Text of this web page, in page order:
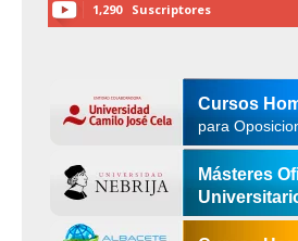
1,290 Suscriptores
Cursos
para
Másteres